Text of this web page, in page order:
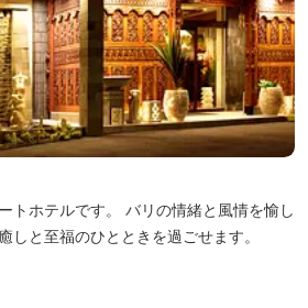
トホテルです。 バリの情緒と風情を愉し
しと至福のひとときを過ごせます。